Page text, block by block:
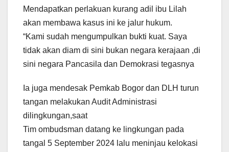
Mendapatkan perlakuan kurang adil ibu Lilah
akan membawa kasus ini ke jalur hukum.
“Kami sudah mengumpulkan bukti kuat. Saya
tidak akan diam di sini bukan negara kerajaan ,di
sini negara Pancasila dan Demokrasi tegasnya
Ia juga mendesak Pemkab Bogor dan DLH turun
tangan melakukan Audit Administrasi
dilingkungan,saat
Tim ombudsman datang ke lingkungan pada
tangal 5 September 2024 lalu meninjau kelokasi